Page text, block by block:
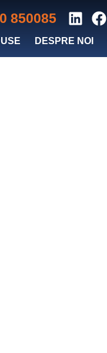
850085
DESPRE NOI